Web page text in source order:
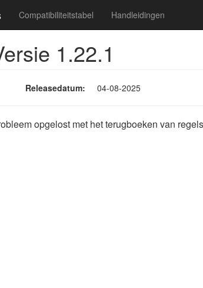
Compatibiliteitstabel Handleidingen
1.22.1
Releasedatum: 04-08-2025
opgelost met het terugboeken van